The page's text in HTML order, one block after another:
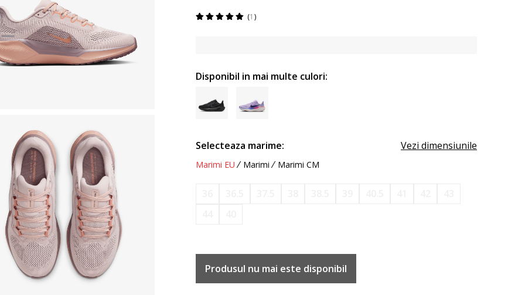
1
Disponibil in mai multe culori:
Selecteaza marime: Vezi dimensiunile
Marimi EU Marimi Marimi CM
Produsul nu mai este disponibil